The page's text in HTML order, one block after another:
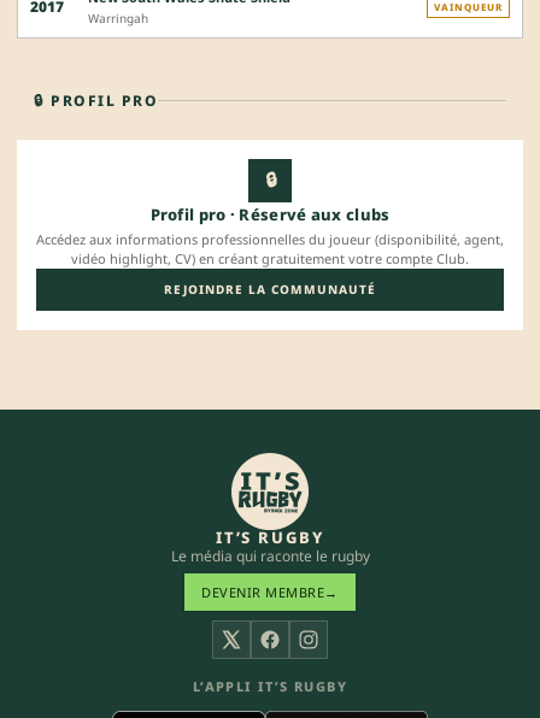
2017
Warringah
VAINQUEUR
🔒 PROFIL PRO
🔒
Profil pro · Réservé aux clubs
Accédez aux informations professionnelles du joueur (disponibilité, agent,
vidéo highlight, CV) en créant gratuitement votre compte Club.
REJOINDRE LA COMMUNAUTÉ
IT’S RUGBY
Le média qui raconte le rugby
DEVENIR MEMBRE→
X FacebookInstagram
L’APPLI IT’S RUGBY